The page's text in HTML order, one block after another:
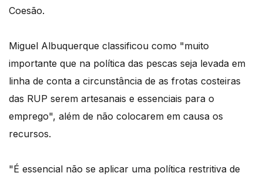
Coesão.
Miguel Albuquerque classificou como "muito
importante que na política das pescas seja levada em
linha de conta a circunstância de as frotas costeiras
das RUP serem artesanais e essenciais para o
emprego", além de não colocarem em causa os
recursos.
"É essencial não se aplicar uma política restritiva de